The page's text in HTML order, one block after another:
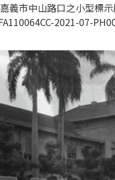
嘉義市中山路口之小型標
2021-07-